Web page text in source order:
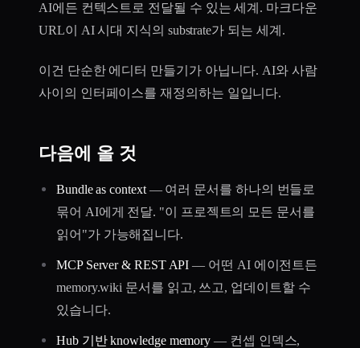
AI에든 컨텍스트로 전달될 수 있는 세계. 마크다운
URL이 AI 시대 지식의 substrate가 되는 세계.
이건 단순한 에디터 만들기가 아닙니다. AI와 사람
사이의 인터페이스를 재정의하는 일입니다.
다음에 올 것
Bundle as context— 여러 문서를 하나의 번들로
묶어 AI에게 전달. "이 프로젝트의 모든 문서를
읽어"가 가능해집니다.
MCP Server & REST API — 어떤 AI 에이전트든
memory.wiki 문서를 읽고, 쓰고, 업데이트할 수
있습니다.
Hub 기반 knowledge memory — 컨셉 인덱스,